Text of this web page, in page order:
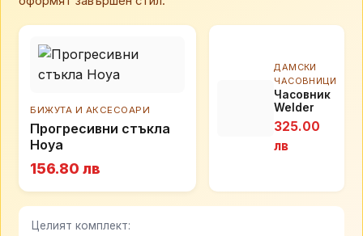
БИЖУТА И АКСЕСОАРИ
Прогресивни стъкла
Hoya
156.80 лв
ДАМСКИ
ЧАСОВНИЦИ
Часовник
Welder
Moody
WRN2001
325.00
лв
Целият комплект: